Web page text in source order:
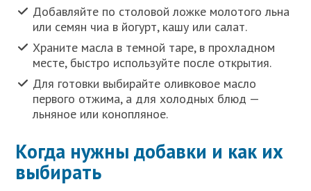
Добавляйте по столовой ложке молотого льна
или семян чиа в йогурт, кашу или салат.
Храните масла в темной таре, в прохладном
месте, быстро используйте после открытия.
Для готовки выбирайте оливковое масло
первого отжима, а для холодных блюд —
льняное или конопляное.
Когда нужны добавки и как их
выбирать